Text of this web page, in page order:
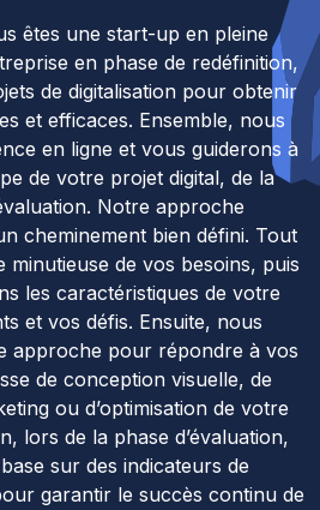
êtes une start-up en pleine
en phase de redéfinition,
de digitalisation pour obtenir
et efficaces. Ensemble, nous
en ligne et vous guiderons à
de votre projet digital, de la
Notre approche
cheminement bien défini. Tout
minutieuse de vos besoins, puis
les caractéristiques de votre
et vos défis. Ensuite, nous
approche pour répondre à vos
de conception visuelle, de
ou d’optimisation de votre
lors de la phase d’évaluation,
sur des indicateurs de
garantir le succès continu de